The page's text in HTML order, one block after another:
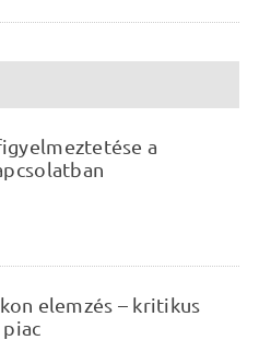
a
elemzés – kritikus